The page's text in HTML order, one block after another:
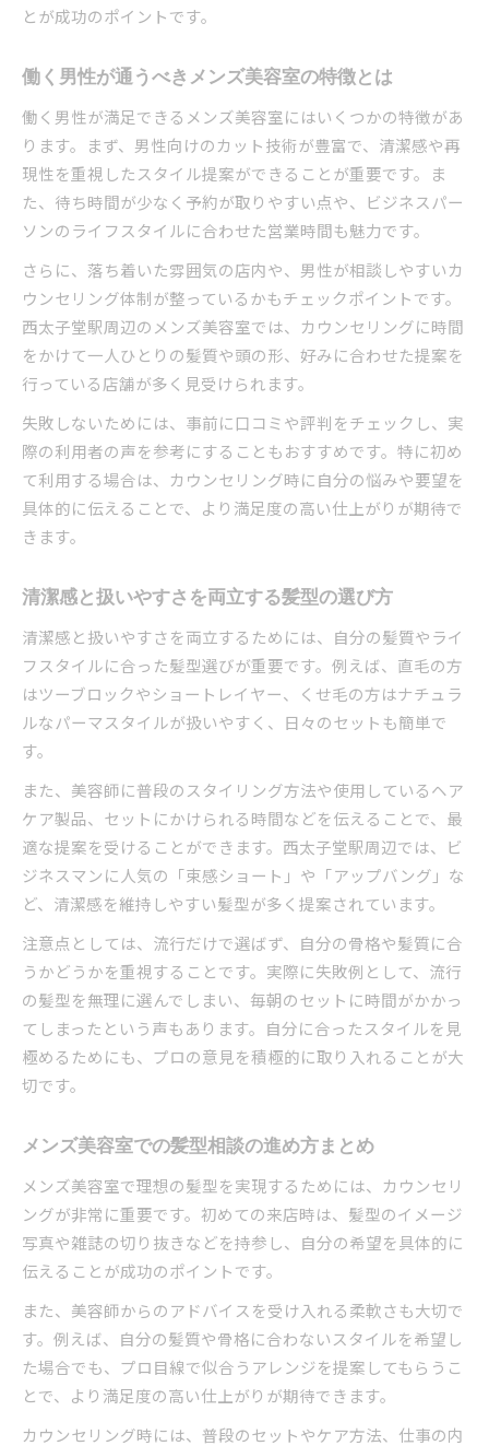
とが成功のポイントです。
働く男性が通うべきメンズ美容室の特徴とは
働く男性が満足できるメンズ美容室にはいくつかの特徴があ
ります。まず、男性向けのカット技術が豊富で、清潔感や再
現性を重視したスタイル提案ができることが重要です。ま
た、待ち時間が少なく予約が取りやすい点や、ビジネスパー
ソンのライフスタイルに合わせた営業時間も魅力です。
さらに、落ち着いた雰囲気の店内や、男性が相談しやすいカ
ウンセリング体制が整っているかもチェックポイントです。
西太子堂駅周辺のメンズ美容室では、カウンセリングに時間
をかけて一人ひとりの髪質や頭の形、好みに合わせた提案を
行っている店舗が多く見受けられます。
失敗しないためには、事前に口コミや評判をチェックし、実
際の利用者の声を参考にすることもおすすめです。特に初め
て利用する場合は、カウンセリング時に自分の悩みや要望を
具体的に伝えることで、より満足度の高い仕上がりが期待で
きます。
清潔感と扱いやすさを両立する髪型の選び方
清潔感と扱いやすさを両立するためには、自分の髪質やライ
フスタイルに合った髪型選びが重要です。例えば、直毛の方
はツーブロックやショートレイヤー、くせ毛の方はナチュラ
ルなパーマスタイルが扱いやすく、日々のセットも簡単で
す。
また、美容師に普段のスタイリング方法や使用しているヘア
ケア製品、セットにかけられる時間などを伝えることで、最
適な提案を受けることができます。西太子堂駅周辺では、ビ
ジネスマンに人気の「束感ショート」や「アップバング」な
ど、清潔感を維持しやすい髪型が多く提案されています。
注意点としては、流行だけで選ばず、自分の骨格や髪質に合
うかどうかを重視することです。実際に失敗例として、流行
の髪型を無理に選んでしまい、毎朝のセットに時間がかかっ
てしまったという声もあります。自分に合ったスタイルを見
極めるためにも、プロの意見を積極的に取り入れることが大
切です。
メンズ美容室での髪型相談の進め方まとめ
メンズ美容室で理想の髪型を実現するためには、カウンセリ
ングが非常に重要です。初めての来店時は、髪型のイメージ
写真や雑誌の切り抜きなどを持参し、自分の希望を具体的に
伝えることが成功のポイントです。
また、美容師からのアドバイスを受け入れる柔軟さも大切で
す。例えば、自分の髪質や骨格に合わないスタイルを希望し
た場合でも、プロ目線で似合うアレンジを提案してもらうこ
とで、より満足度の高い仕上がりが期待できます。
カウンセリング時には、普段のセットやケア方法、仕事の内